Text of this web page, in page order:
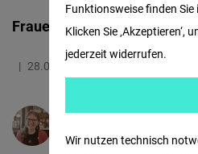
Frauen und Kinder sind die
28.06.2023
Wir nutzen technisch
Funktionsweise finden
Klicken Sie ‚Akzeptieren‘,
jederzeit widerrufen.